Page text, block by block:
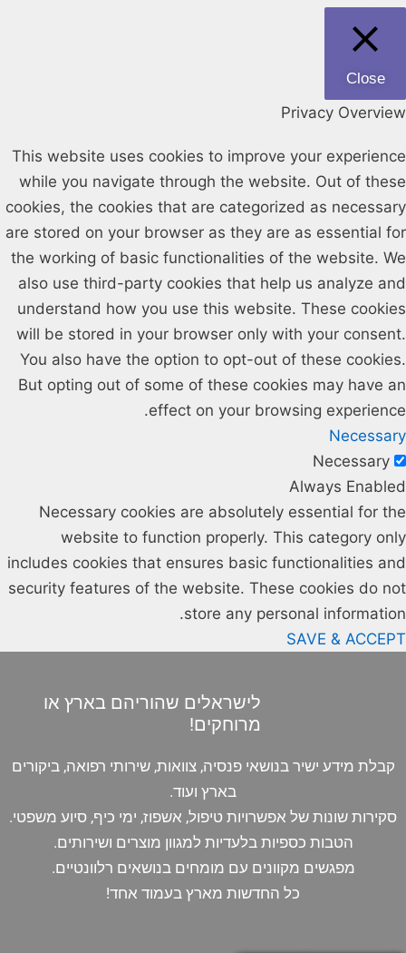
Close
Privacy Overview
This website uses cookies to improve your experience
while you navigate through the website. Out of these
cookies, the cookies that are categorized as necessary
are stored on your browser as they are as essential for
the working of basic functionalities of the website. We
also use third-party cookies that help us analyze and
understand how you use this website. These cookies
will be stored in your browser only with your consent.
You also have the option to opt-out of these cookies.
But opting out of some of these cookies may have an
effect on your browsing experience.
Necessary
Necessary
Always Enabled
Necessary cookies are absolutely essential for the
website to function properly. This category only
includes cookies that ensures basic functionalities and
security features of the website. These cookies do not
store any personal information.
SAVE & ACCEPT
לישראלים שהוריהם בארץ או
מרוחקים!
קבלת מידע ישיר בנושאי פנסיה, צוואות, שירותי רפואה, ביקורים
בארץ ועוד.
סקירות שונות של אפשרויות טיפול, אשפוז, ימי כיף, סיוע משפטי.
הטבות כספיות בלעדיות למגוון מוצרים ושירותים.
מפגשים מקוונים עם מומחים בנושאים רלוונטיים.
כל החדשות מארץ בעמוד אחד!